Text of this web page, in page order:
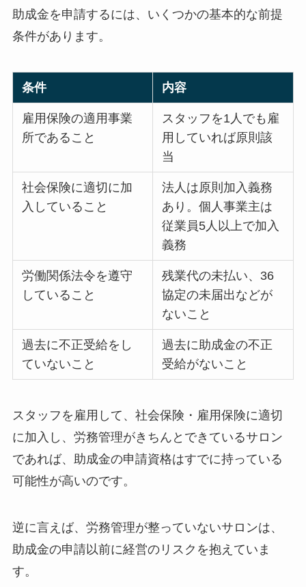
助成金を申請するには、いくつかの基本的な前提
条件があります。
条件 内容
雇用保険の適用事業
所であること
スタッフを1人でも雇
用していれば原則該
当
社会保険に適切に加
入していること
法人は原則加入義務
あり。個人事業主は
従業員5人以上で加入
義務
労働関係法令を遵守
していること
残業代の未払い、36
協定の未届出などが
ないこと
過去に不正受給をし
ていないこと
過去に助成金の不正
受給がないこと
スタッフを雇用して、社会保険・雇用保険に適切
に加入し、労務管理がきちんとできているサロン
であれば、助成金の申請資格はすでに持っている
可能性が高いのです。
逆に言えば、労務管理が整っていないサロンは、
助成金の申請以前に経営のリスクを抱えていま
す。